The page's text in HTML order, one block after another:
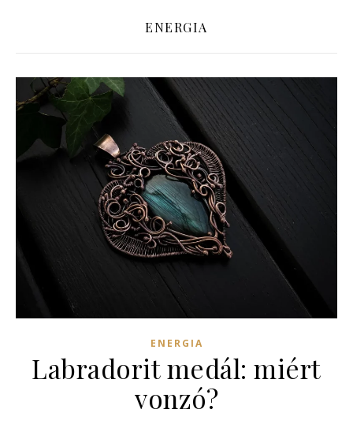
ENERGIA
ENERGIA
Labradorit medál: miért
vonzó?